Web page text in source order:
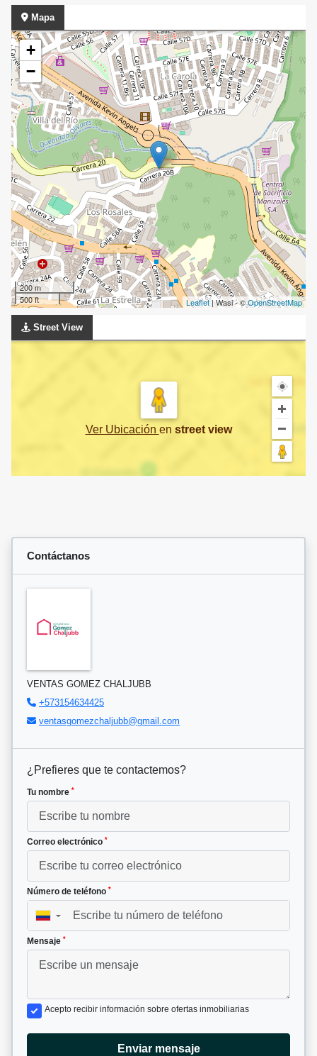
Mapa
+
−
200 m
500 ft
Leaflet| Wasi - ©OpenStreetMap
Street View
Ver Ubicación en street view
Contáctanos
VENTAS GOMEZ CHALJUBB
+573154634425
ventasgomezchaljubb@gmail.com
¿Prefieres que te contactemos?
Tu nombre *
Correo electrónico *
Número de teléfono *
▼
Mensaje *
Acepto recibir información sobre ofertas inmobiliarias
Enviar mensaje